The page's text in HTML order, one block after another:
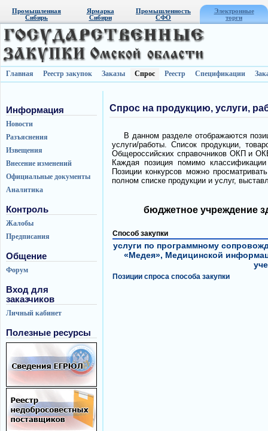
Промышленная
Сибирь
Ярмарка
Сибири
Промышленность
СФО
Электронные
торги
Главная Реестр закупок Заказы Спрос Реестр Спецификации
Информация
Новости
Разъяснения
Извещения
Внесение изменений
Официальные документы
Аналитика
Контроль
Жалобы
Предписания
Общение
Форум
Вход для
заказчиков
Личный кабинет
Полезные ресурсы
Спрос на продукцию, услуги,
В данном разделе отображаются
услуги/работы. Список продукции,
Общероссийских справочников ОКП и
Каждая позиция помимо
Позиции конкурсов можно
полном списке продукции и услуг,
бюджетное учреждение
Способ закупки
услуги по программному
«Медея», Медицинской
Позиции спроса способа закупки